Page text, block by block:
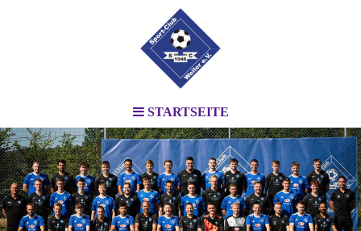
STARTSEITE